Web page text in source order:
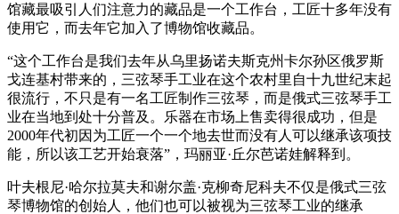
馆藏最吸引人们注意力的藏品是一个工作台，工匠十多年没有
使用它，而去年它加入了博物馆收藏品。
“这个工作台是我们去年从乌里扬诺夫斯克州卡尔孙区俄罗斯
戈连基村带来的，三弦琴手工业在这个农村里自十九世纪末起
很流行，不只是有一名工匠制作三弦琴，而是俄式三弦琴手工
业在当地到处十分普及。乐器在市场上售卖得很成功，但是
2000年代初因为工匠一个一个地去世而没有人可以继承该项技
能，所以该工艺开始衰落”，玛丽亚·丘尔芭诺娃解释到。
叶夫根尼·哈尔拉莫夫和谢尔盖·克柳奇尼科夫不仅是俄式三弦
琴博物馆的创始人，他们也可以被视为三弦琴工业的继承